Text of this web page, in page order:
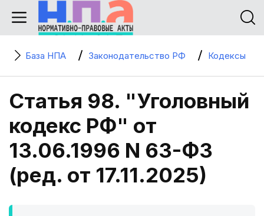
База НПА Законодательство РФ Кодексы
Статья 98. "Уголовный
кодекс РФ" от
13.06.1996 N 63-ФЗ
(ред. от 17.11.2025)